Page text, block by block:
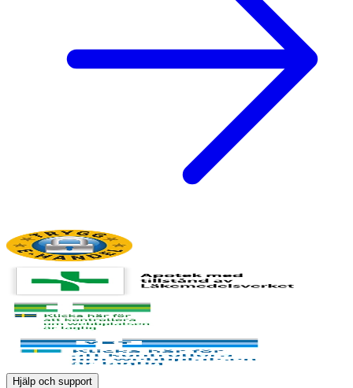
Hjälp och support